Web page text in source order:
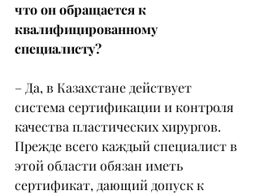
что он обращается к
квалифицированному
специалисту?
– Да, в Казахстане действует
система сертификации и контроля
качества пластических хирургов.
Прежде всего каждый специалист в
этой области обязан иметь
сертификат, дающий допуск к